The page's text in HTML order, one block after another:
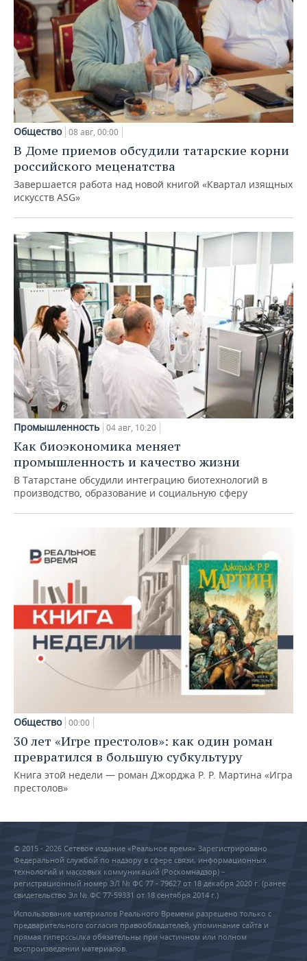
Общество 08 авг, 00:00
В Доме приемов обсудили татарские корни
российского меценатства
Завершается работа над новой книгой «Квартал изящных
искусств ASG»
Промышленность 04 авг, 10:20
Как биоэкономика меняет
промышленность и качество жизни
В Татарстане обсудили интеграцию биотехнологий в
производство, образование и социальную сферу
Общество 00:00
30 лет «Игре престолов»: как один роман
превратился в большую субкультуру
Книга этой недели — роман Джорджа Р. Р. Мартина «Игра
престолов»
© 2015 - 2026 Сетевое издание «Реальное время» Зарегистрировано
Федеральной службой по надзору в сфере связи, информационных
технологий и массовых коммуникаций (Роскомнадзор) –
регистрационный номер ЭЛ № ФС 77 - 79627 от 18 декабря 2020 г. (ранее
свидетельство Эл № ФС 77-59331 от 18 сентября 2014 г.)
Использование материалов Реального Времени разрешено только с
предварительного согласия правообладателей, упоминание сайта и
прямая гиперссылка обязательны при частичном или полном
воспроизведении материалов.